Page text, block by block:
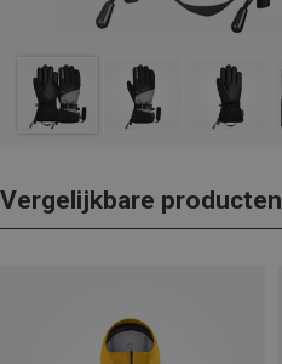
Vergelijkbare producten